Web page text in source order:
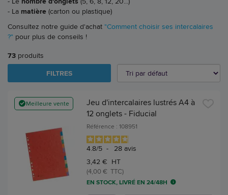
- La matière (carton ou plastique)
Consultez notre guide d'achat "Comment choisir ses intercalaires
?" pour plus de conseils !
73 produits
FILTRES
Meilleure vente
Jeu d'intercalaires lustrés A4 à
12 onglets - Fiducial
Référence : 108951
4.8/5 - 28 avis
3,42 € HT
(4,00 € TTC)
EN STOCK, LIVRÉ EN 24/48H